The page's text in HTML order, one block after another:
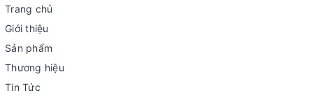
Trang chủ
Giới thiệu
Sản phẩm
Thương hiệu
Tin Tức